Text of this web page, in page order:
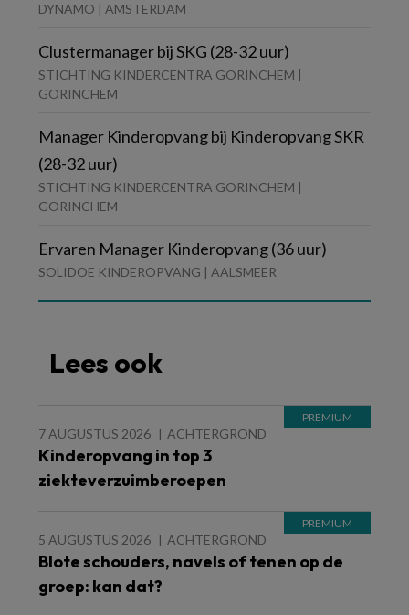
DYNAMO | AMSTERDAM
Clustermanager bij SKG (28-32 uur)
STICHTING KINDERCENTRA GORINCHEM |
GORINCHEM
Manager Kinderopvang bij Kinderopvang SKR
(28-32 uur)
STICHTING KINDERCENTRA GORINCHEM |
GORINCHEM
Ervaren Manager Kinderopvang (36 uur)
SOLIDOE KINDEROPVANG | AALSMEER
Lees ook
7 AUGUSTUS 2026 ACHTERGROND
Kinderopvang in top 3
ziekteverzuimberoepen
5 AUGUSTUS 2026 ACHTERGROND
Blote schouders, navels of tenen op de
groep: kan dat?